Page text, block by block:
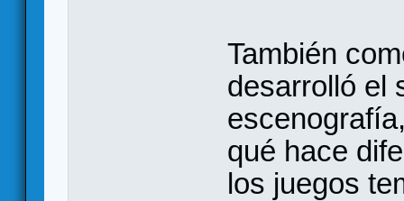
También
desarrolló el
qué hace
los juegos